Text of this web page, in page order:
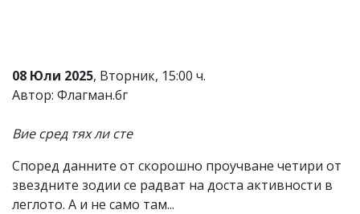
въвеждат
от
читателите
редакцията
носи
отговорност
за
тях!
08 Юли 2025, Вторник, 15:00 ч.
Автор: Флагман.бг
Вие сред тях ли сте
Според данните от скорошно проучване четири от
звездните зодии се радват на доста активности в
леглото. А и не само там...